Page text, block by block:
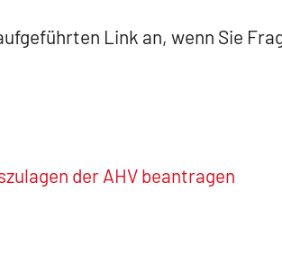
Link an, wenn Sie
der AHV beantragen